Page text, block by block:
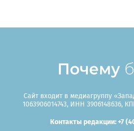
Сайт входит в медиагруппу
1063906014743, ИНН 3906148636,
Контакты редакции: +7